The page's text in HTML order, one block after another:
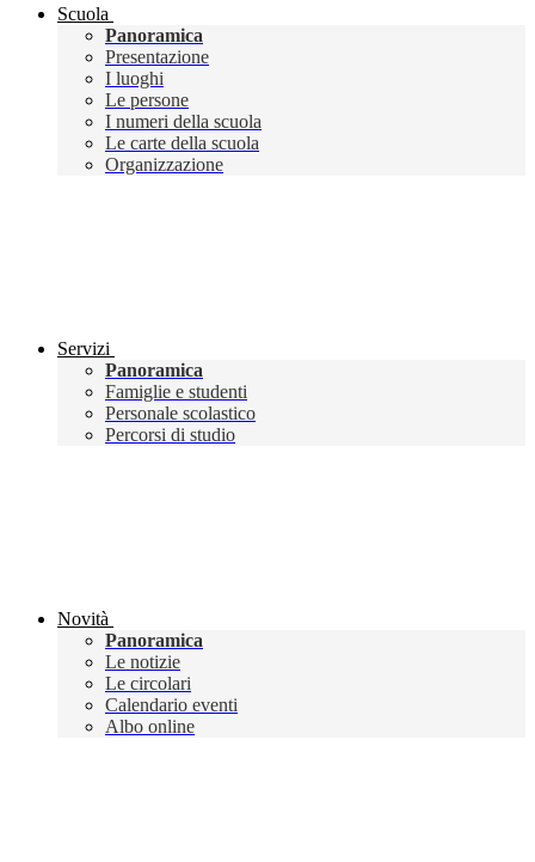
Scuola
Panoramica
Presentazione
I luoghi
Le persone
I numeri della scuola
Le carte della scuola
Organizzazione
Servizi
Panoramica
Famiglie e studenti
Personale scolastico
Percorsi di studio
Novità
Panoramica
Le notizie
Le circolari
Calendario eventi
Albo online